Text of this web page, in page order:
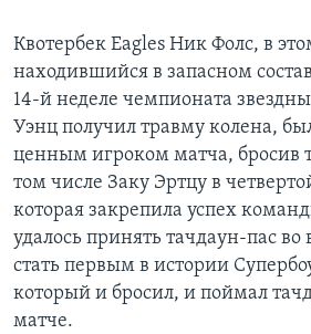
Квотербек Eagles Ник Фолс, в
находившийся в запасном
14-й неделе чемпионата
Уэнц получил травму колена,
ценным игроком матча, бросив
том числе Заку Эртцу в
которая закрепила успех
удалось принять тачдаун-пас во
стать первым в истории
который и бросил, и поймал
матче.